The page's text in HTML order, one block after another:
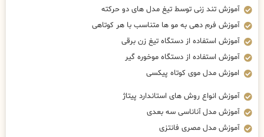
آموزش تند زنی توسط تیغ مدل های دو حرکته
آموزش فرم دهی به مو ها متناسب با هر کوتاهی
آموزش استفاده از دستگاه تیغ زن برقی
آموزش استفاده از دستگاه موخوره گیر
اموزش مدل موی کوتاه پیکسی
آموزش انواع روش های استاندارد پیتاژ
آموزش مدل آناناسی سه بعدی
آموزش مدل مصری فانتزی